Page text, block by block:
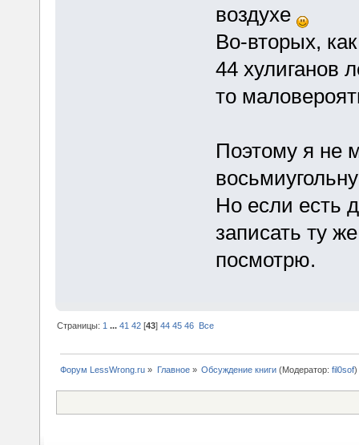
воздухе
Во-вторых,
44 хулиганов
то
Поэтому я не
Но если есть
записать ту
посмотрю.
Страницы: 1 ...41 42 [43]44 45 46 Все
Форум LessWrong.ru » Главное» Обсуждение книги(Модератор: fil0sof)